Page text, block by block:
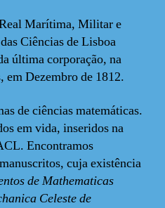
Marítima, Militar e
Ciências de Lisboa
última corporação, na
em Dezembro de 1812.
de ciências matemáticas.
em vida, inseridos na
Encontramos
cuja existência
de Mathematicas
Celeste de